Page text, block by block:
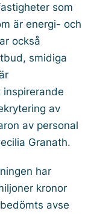
som
är energi- och
också
smidiga
av
av personal
Granath.
har
kronor
avse